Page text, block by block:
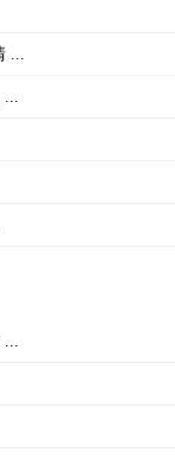
...